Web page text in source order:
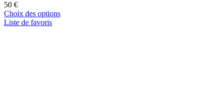
50 €
Choix des options
Liste de favoris